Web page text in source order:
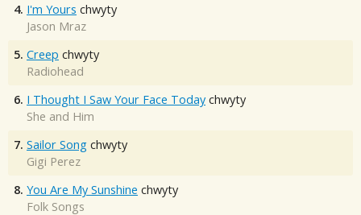
4. I'm Yours chwyty
Jason Mraz
5. Creep chwyty
Radiohead
6. I Thought I Saw Your Face Today chwyty
She and Him
7. Sailor Song chwyty
Gigi Perez
8. You Are My Sunshine chwyty
Folk Songs